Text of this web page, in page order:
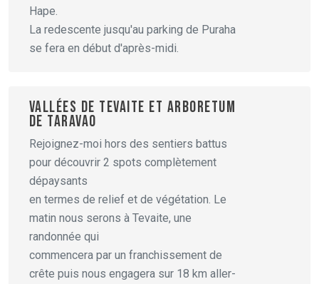
Hape.
La redescente jusqu'au parking de Puraha
se fera en début d'après-midi.
VALLÉES DE TEVAITE ET ARBORETUM
DE TARAVAO
Rejoignez-moi hors des sentiers battus
pour découvrir 2 spots complètement
dépaysants
en termes de relief et de végétation. Le
matin nous serons à Tevaite, une
randonnée qui
commencera par un franchissement de
crête puis nous engagera sur 18 km aller-